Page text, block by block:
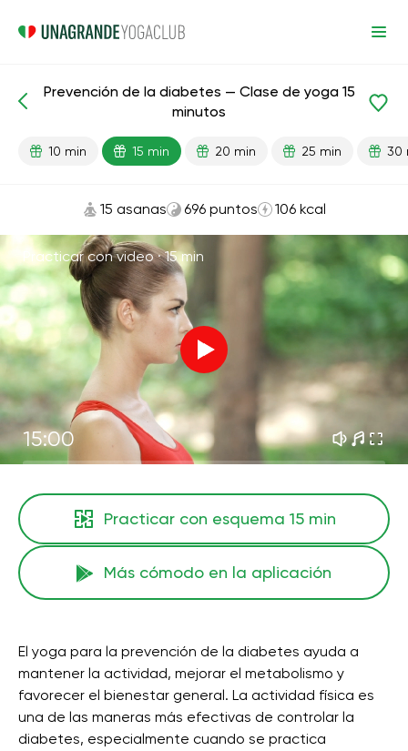
Lecciones preparadas Diabetes
Prevención de la diabetes — Clase de yoga 15
minutos
10 min 15 min 20 min 25 min 30
15 asanas 696 puntos 106 kcal
Practicar con video ·15 min
15:00
Practicar con esquema 15 min
Más cómodo en la aplicación
El yoga para la prevención de la diabetes ayuda a
mantener la actividad, mejorar el metabolismo y
favorecer el bienestar general. La actividad física es
una de las maneras más efectivas de controlar la
diabetes, especialmente cuando se practica